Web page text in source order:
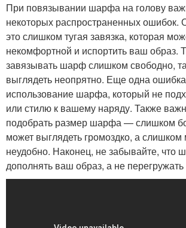
При повязывании шарфа на голову
некоторых распространенных ошибок.
это слишком тугая завязка, которая
некомфортной и испортить ваш образ.
завязывать шарф слишком свободно,
выглядеть неопрятно. Еще одна
использование шарфа, который не
или стилю к вашему наряду. Также
подобрать размер шарфа — слишком
может выглядеть громоздко, а
неудобно. Наконец, не забывайте, что
дополнять ваш образ, а не перегружать